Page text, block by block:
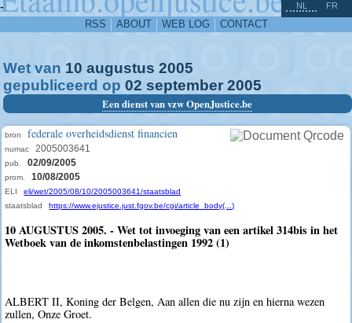
-
RSS ABOUT WEB LOG CONTACT
NL FR
Wet van 10 augustus 2005
gepubliceerd op 02 september 2005
Een dienst van vzw OpenJustice.be
bron federale overheidsdienst financien
numac 2005003641
pub. 02/09/2005
prom. 10/08/2005
ELI
eli/wet/2005/08/10/2005003641/staatsblad
staatsblad
https://www.ejustice.just.fgov.be/cgi/article_body(...)
10 AUGUSTUS 2005. - Wet tot invoeging van een artikel 314bis in het
Wetboek van de inkomstenbelastingen 1992 (1)
ALBERT II, Koning der Belgen, Aan allen die nu zijn en hierna wezen
zullen, Onze Groet.
^